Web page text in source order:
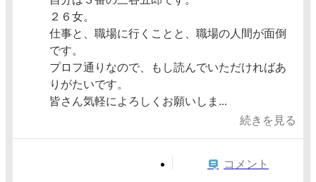
２６女。
仕事と、職場に行くことと、職場の人間が面倒
です。
プロフ通りなので、もし読んでいただければあ
りがたいです。
皆さん気軽によろしくお願いしま...
続きを見る
コメント